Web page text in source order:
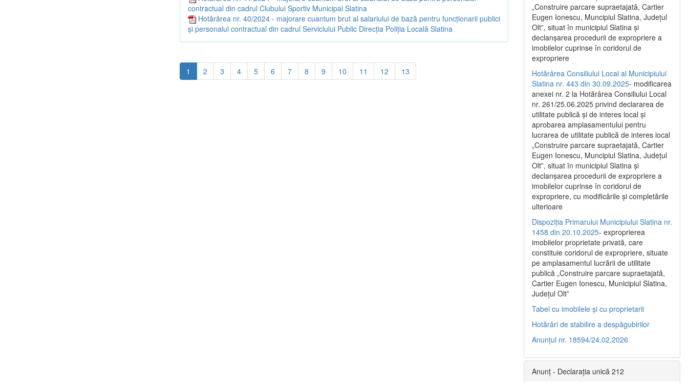
contractual din cadrul Clubului Sportiv Municipal Slatina
Hotărârea nr. 40/2024 - majorare cuantum brut al salariului de bază pentru funcționarii publici
și personalul contractual din cadrul Serviciului Public Direcția Poliția Locală Slatina
1 2 3 4 5 6 7 8 9 10 11 12 13
„Construire parcare supraetajată, Cartier
Eugen Ionescu, Muncipiul Slatina, Județul
Olt”, situat în municipiul Slatina și
declanșarea procedurii de expropriere a
imobilelor cuprinse în coridorul de
expropriere
Hotărârea Consiliului Local al Municipiului
Slatina nr. 443 din 30.09.2025- modificarea
anexei nr. 2 la Hotărârea Consiliului Local
nr. 261/25.06.2025 privind declararea de
utilitate publică şi de interes local şi
aprobarea amplasamentului pentru
lucrarea de utilitate publică de interes local
„Construire parcare supraetajată, Cartier
Eugen Ionescu, Muncipiul Slatina, Judeţul
Olt”, situat în municipiul Slatina şi
declanşarea procedurii de expropriere a
imobilelor cuprinse în coridorul de
expropriere, cu modificările şi completările
ulterioare
Dispoziția Primarului Municipiului Slatina nr.
1458 din 20.10.2025- exproprierea
imobilelor proprietate privată, care
constituie coridorul de expropriere, situate
pe amplasamentul lucrării de utilitate
publică „Construire parcare supraetajată,
Cartier Eugen Ionescu, Municipiul Slatina,
Județul Olt”
Tabel cu imobilele și cu proprietarii
Hotărâri de stabilire a despăgubirilor
Anunțul nr. 18594/24.02.2026
Anunț - Declarația unică 212